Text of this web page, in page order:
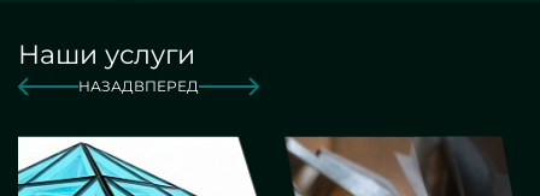
Наши услуги
НАЗАДВПЕРЕД